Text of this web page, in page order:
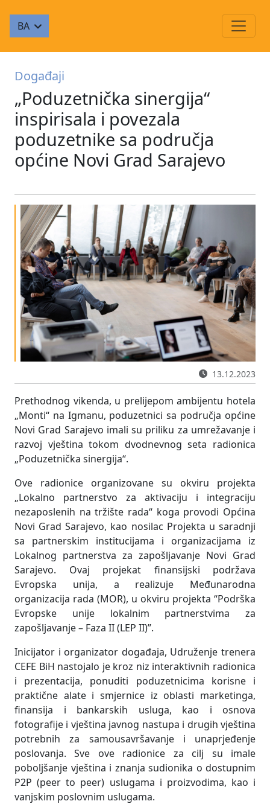
BA
Događaji
„Poduzetnička sinergija“
inspirisala i povezala
poduzetnike sa područja
općine Novi Grad Sarajevo
13.12.2023
Prethodnog vikenda, u prelijepom ambijentu hotela
„Monti“ na Igmanu, poduzetnici sa područja općine
Novi Grad Sarajevo imali su priliku za umrežavanje i
razvoj vještina tokom dvodnevnog seta radionica
„Poduzetnička sinergija“.
Ove radionice organizovane su okviru projekta
„Lokalno partnerstvo za aktivaciju i integraciju
nezaposlenih na tržište rada“ koga provodi Općina
Novi Grad Sarajevo, kao nosilac Projekta u saradnji
sa partnerskim institucijama i organizacijama iz
Lokalnog partnerstva za zapošljavanje Novi Grad
Sarajevo. Ovaj projekat finansijski podržava
Evropska unija, a realizuje Međunarodna
organizacija rada (MOR), u okviru projekta “Podrška
Evropske unije lokalnim partnerstvima za
zapošljavanje – Faza II (LEP II)”.
Inicijator i organizator događaja, Udruženje trenera
CEFE BiH nastojalo je kroz niz interaktivnih radionica
i prezentacija, ponuditi poduzetnicima korisne i
praktične alate i smjernice iz oblasti marketinga,
finansija i bankarskih usluga, kao i osnova
fotografije i vještina javnog nastupa i drugih vještina
potrebnih za samousavršavanje i unaprjeđenje
poslovanja. Sve ove radionice za cilj su imale
poboljšanje vještina i znanja sudionika o dostupnim
P2P (peer to peer) uslugama i proizvodima, kao i
vanjskim poslovnim uslugama.